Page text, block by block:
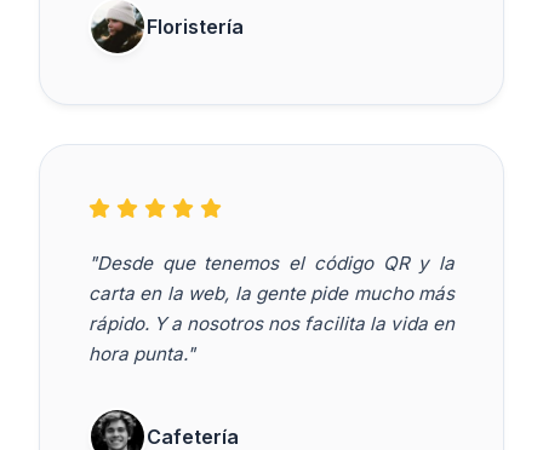
Floristería
"Desde que tenemos el código QR y la
carta en la web, la gente pide mucho más
rápido. Y a nosotros nos facilita la vida en
hora punta."
Cafetería